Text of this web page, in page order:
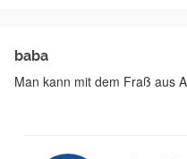
baba
Man kann mit dem Fraß aus